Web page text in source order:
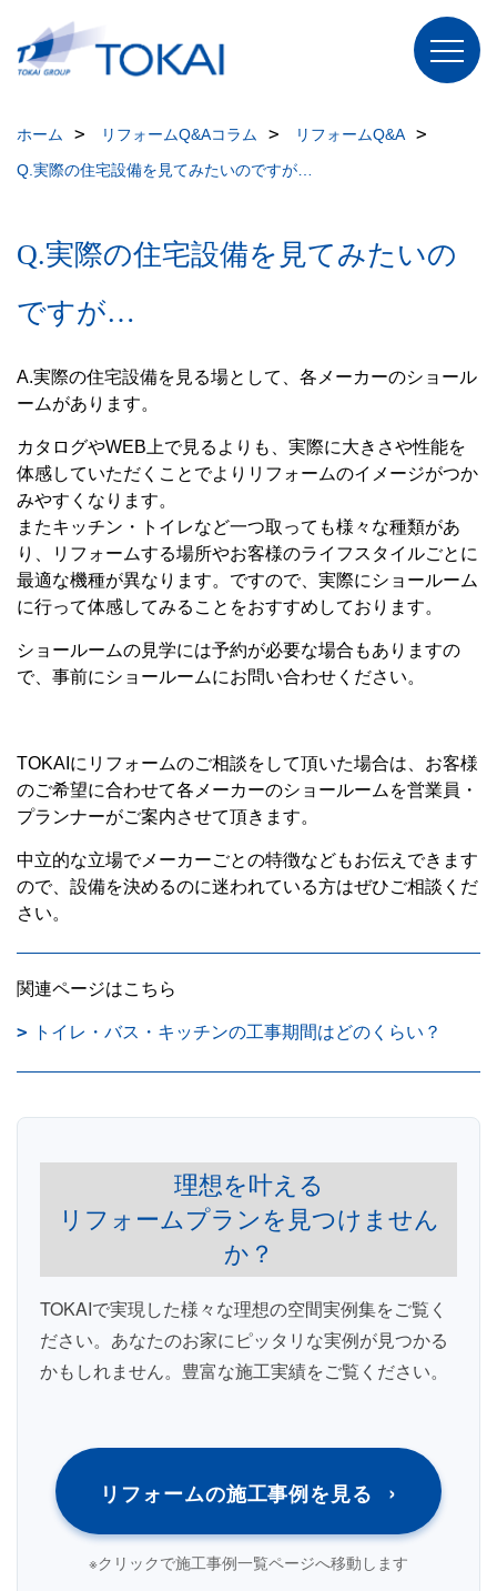
ホーム リフォームQ&Aコラム
リフォームQ&A
Q.実際の住宅設備を見てみたいのですが…
Q.実際の住宅設備を見てみたいの
ですが…
A.実際の住宅設備を見る場として、各メーカーのショール
ームがあります。
カタログやWEB上で見るよりも、実際に大きさや性能を
体感していただくことでよりリフォームのイメージがつか
みやすくなります。
またキッチン・トイレなど一つ取っても様々な種類があ
り、リフォームする場所やお客様のライフスタイルごとに
最適な機種が異なります。ですので、実際にショールーム
に行って体感してみることをおすすめしております。
ショールームの見学には予約が必要な場合もありますの
で、事前にショールームにお問い合わせください。
TOKAIにリフォームのご相談をして頂いた場合は、お客様
のご希望に合わせて各メーカーのショールームを営業員・
プランナーがご案内させて頂きます。
中立的な立場でメーカーごとの特徴などもお伝えできます
ので、設備を決めるのに迷われている方はぜひご相談くだ
さい。
関連ページはこちら
トイレ・バス・キッチンの工事期間はどのくらい？
理想を叶える
リフォームプランを見つけません
か？
TOKAIで実現した様々な理想の空間実例集をご覧く
ださい。あなたのお家にピッタリな実例が見つかる
かもしれません。豊富な施工実績をご覧ください。
リフォームの施工事例を見る ›
※クリックで施工事例一覧ページへ移動します